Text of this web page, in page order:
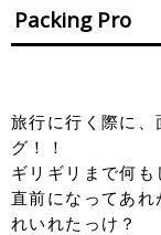
Packing Pro
旅行に行く際に、
グ！！
ギリギリまで何も
直前になってあれ
れいれたっけ？